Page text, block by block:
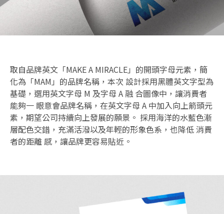
取自品牌英文「MAKE A MIRACLE」的開頭字母元素，簡
化為「MAM」的品牌名稱，本次 設計採用黑體英文字型為
基礎，選用英文字母 M 及字母 A 融 合圖像中，讓消費者
能夠一 眼意會品牌名稱，在英文字母 A 中加入向上箭頭元
素，期望公司持續向上發展的願景。 採用海洋的水藍色漸
層配色交錯，充滿活潑以及年輕的形象色系，也降低 消費
者的距離 感，讓品牌更容易貼近。